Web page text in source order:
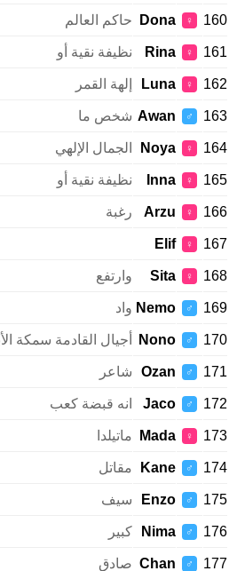
♀
Dona حاكم العالم
♀
Rina نظيفة نقية أو
♀
Luna إلهة القمر
♂
Awan شخص ما
♀
Noya الجمال الإلهي
♀
Inna نظيفة نقية أو
♀
Arzu رغبة
♀
Elif
♀
Sita وارتفع
♂
Nemo واد
♂
Nono أجيال القادمة سمكة الأبدية
♂
Ozan شاعر
♂
Jaco انه قبضة كعب
♀
Mada ماتيلدا
♂
Kane مقاتل
♂
Enzo سيف
♂
Nima كبير
♂
Chan صادق